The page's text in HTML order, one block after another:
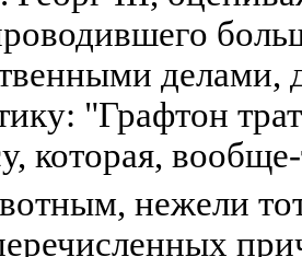
делами,
"Графтон
которая, вообще-
нежели